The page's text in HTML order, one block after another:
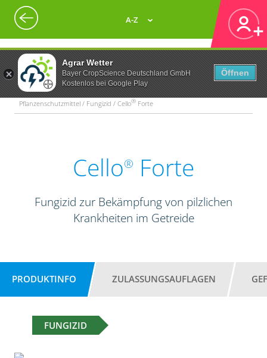
Agrar Wetter
Bayer CropScience Deutschland GmbH
Kostenlos bei Google Play
Öffnen
A-Z
Pflanzenschutzmittel / Fungizid / Cello® Forte
Cello® Forte
Fungizid zur Bekämpfung von pilzlichen
Krankheiten im Getreide
PRODUKTINFO ZULASSUNGSAUFLAGEN
FUNGIZID